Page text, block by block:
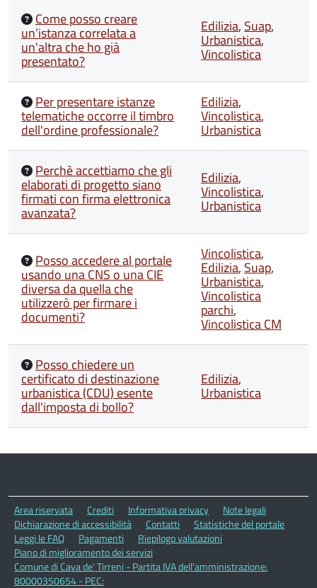
Come posso creare
un’istanza correlata a
un'altra che ho già
presentato?
Edilizia, Suap,
Urbanistica,
Vincolistica
Per presentare istanze
telematiche occorre il timbro
dell'ordine professionale?
Edilizia,
Vincolistica,
Urbanistica
Perchè accettiamo che gli
elaborati di progetto siano
firmati con firma elettronica
avanzata?
Edilizia,
Vincolistica,
Urbanistica
Posso accedere al portale
usando una CNS o una CIE
diversa da quella che
utilizzerò per firmare i
documenti?
Vincolistica,
Edilizia, Suap,
Urbanistica,
Vincolistica
parchi,
Vincolistica CM
Posso chiedere un
certificato di destinazione
urbanistica (CDU) esente
dall'imposta di bollo?
Edilizia,
Urbanistica
Area riservata Crediti Informativa privacy
Note legali
Dichiarazione di accessibilità
Contatti
Statistiche del portale
Leggi le FAQ
Pagamenti
Riepilogo valutazioni
Piano di miglioramento dei servizi
Comune di Cava de' Tirreni - Partita IVA dell'amministrazione:
80000350654 - PEC: